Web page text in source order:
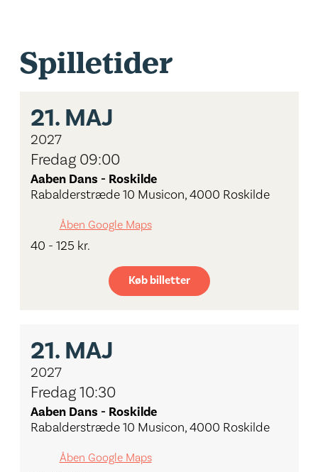
Spilletider
21. MAJ
2027
Fredag 09:00
Aaben Dans - Roskilde
Rabalderstræde 10 Musicon, 4000 Roskilde
Åben Google Maps
40 - 125 kr.
Køb billetter
21. MAJ
2027
Fredag 10:30
Aaben Dans - Roskilde
Rabalderstræde 10 Musicon, 4000 Roskilde
Åben Google Maps